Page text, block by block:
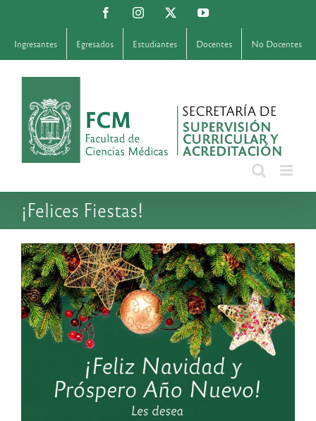
contenido
FacebookInstagram YouTube
Ingresantes Egresados Estudiantes Docentes No Docentes
¡Felices Fiestas!